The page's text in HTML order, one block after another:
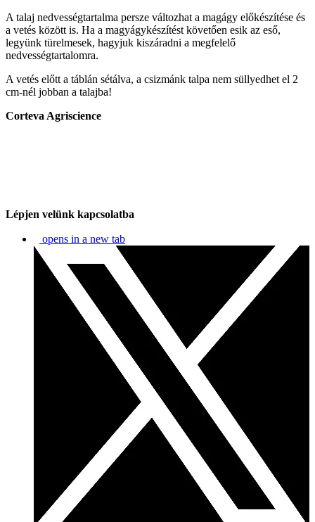
A talaj nedvességtartalma persze változhat a magágy előkészítése és
a vetés között is. Ha a magyágykészítést követően esik az eső,
legyünk türelmesek, hagyjuk kiszáradni a megfelelő
nedvességtartalomra.
A vetés előtt a táblán sétálva, a csizmánk talpa nem süllyedhet el 2
cm-nél jobban a talajba!
Corteva Agriscience
Lépjen velünk kapcsolatba
opens in a new tab